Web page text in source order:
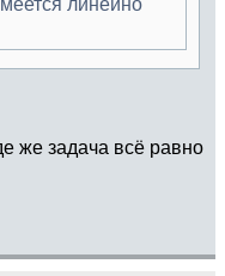
же задача всё равно